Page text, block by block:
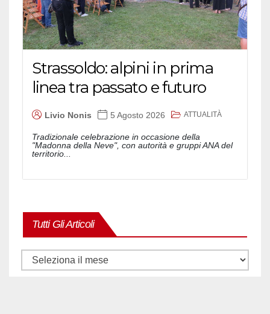
Strassoldo: alpini in prima
linea tra passato e futuro
Livio Nonis 5 Agosto 2026 ATTUALITÀ
Tradizionale celebrazione in occasione della
"Madonna della Neve", con autorità e gruppi ANA del
territorio...
Tutti Gli Articoli
Tutti